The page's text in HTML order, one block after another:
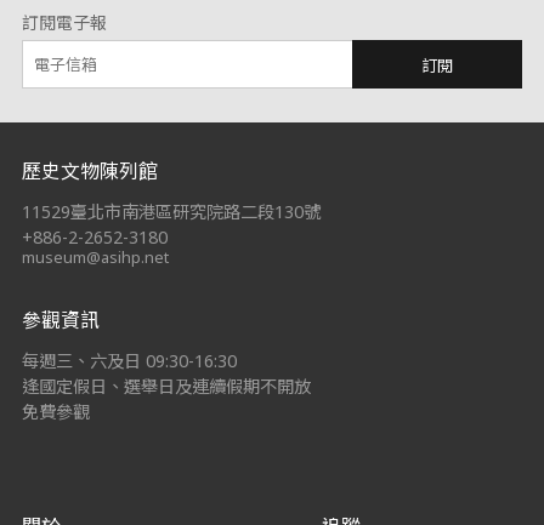
訂閱電子報
訂閱
:::
歷史文物陳列館
11529臺北市南港區研究院路二段130號
+886-2-2652-3180
museum@asihp.net
參觀資訊
每週三、六及日 09:30-16:30
逢國定假日、選舉日及連續假期不開放
免費參觀